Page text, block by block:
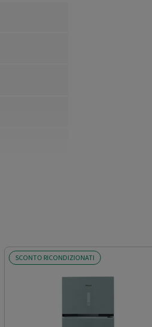
SCONTO RICONDIZIONATI